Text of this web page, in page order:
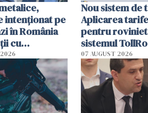
intenționat pe
în România
cu
"Mi-au
lei să mă
Nou sistem de
Aplicarea
pentru
sistemul
începe la 1
07 AUGUST 2026